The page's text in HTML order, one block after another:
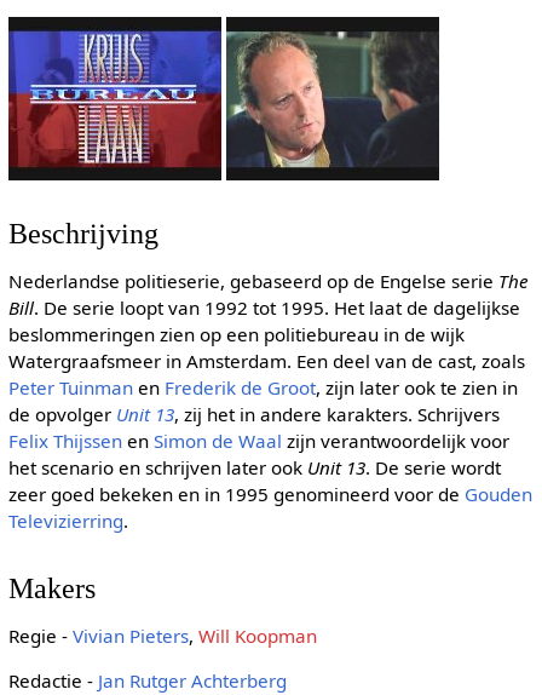
Beschrijving
Nederlandse politieserie, gebaseerd op de Engelse serie The
Bill. De serie loopt van 1992 tot 1995. Het laat de dagelijkse
beslommeringen zien op een politiebureau in de wijk
Watergraafsmeer in Amsterdam. Een deel van de cast, zoals
Peter Tuinmanen Frederik de Groot, zijn later ook te zien in
de opvolger Unit 13, zij het in andere karakters. Schrijvers
Felix Thijssenen Simon de Waal zijn verantwoordelijk voor
het scenario en schrijven later ook Unit 13. De serie wordt
zeer goed bekeken en in 1995 genomineerd voor de Gouden
Televizierring.
Makers
Regie - Vivian Pieters, Will Koopman
Redactie - Jan Rutger Achterberg